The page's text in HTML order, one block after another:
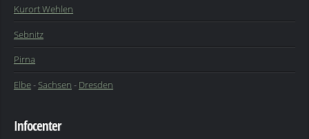
Kurort Wehlen
Sebnitz
Pirna
Elbe-Sachsen - Dresden
Infocenter